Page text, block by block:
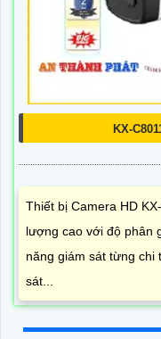
KX-
Thiết bị Camera HD
lượng cao với độ phân
năng giám sát từng chi
sát...